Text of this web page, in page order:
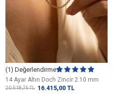
(1) Değerlendirme
14 Ayar Altın Doch Zincir 2.10 mm
20.518,75TL 16.415,00 TL